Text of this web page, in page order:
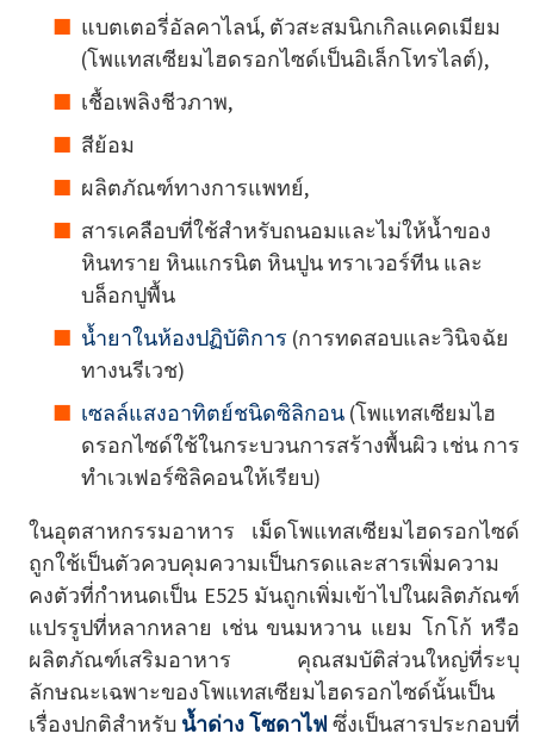
แบตเตอรี่อัลคาไลน์, ตัวสะสมนิกเกิลแคดเมียม
(โพแทสเซียมไฮดรอกไซด์เป็นอิเล็กโทรไลต์),
เชื้อเพลิงชีวภาพ,
สีย้อม
ผลิตภัณฑ์ทางการแพทย์,
สารเคลือบที่ใช้สำหรับถนอมและไม่ให้น้ำของ
หินทราย หินแกรนิต หินปูน ทราเวอร์ทีน และ
บล็อกปูพื้น
น้ำยาในห้องปฏิบัติการ (การทดสอบและวินิจฉัย
ทางนรีเวช)
เซลล์แสงอาทิตย์ชนิดซิลิกอน (โพแทสเซียมไฮ
ดรอกไซด์ใช้ในกระบวนการสร้างพื้นผิว เช่น การ
ทำเวเฟอร์ซิลิคอนให้เรียบ)
ในอุตสาหกรรมอาหาร เม็ดโพแทสเซียมไฮดรอกไซด์
ถูกใช้เป็นตัวควบคุมความเป็นกรดและสารเพิ่มความ
คงตัวที่กำหนดเป็น E525 มันถูกเพิ่มเข้าไปในผลิตภัณฑ์
แปรรูปที่หลากหลาย เช่น ขนมหวาน แยม โกโก้ หรือ
ผลิตภัณฑ์เสริมอาหาร คุณสมบัติส่วนใหญ่ที่ระบุ
ลักษณะเฉพาะของโพแทสเซียมไฮดรอกไซด์นั้นเป็น
เรื่องปกติสำหรับ น้ำด่างโซดาไฟ ซึ่งเป็นสารประกอบที่